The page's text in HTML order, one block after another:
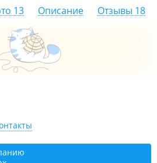
13 Описание Отзывы 18
11
43 мин.